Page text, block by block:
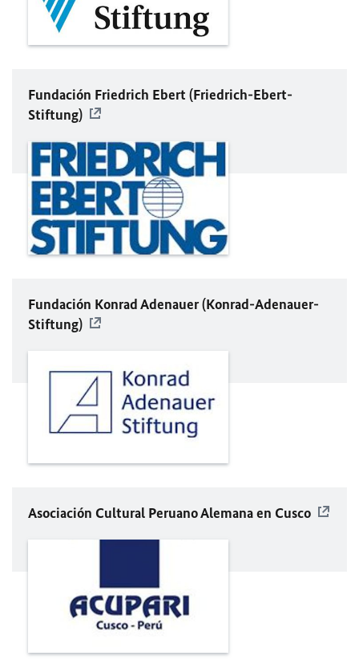
Fundación Friedrich Ebert (Friedrich-Ebert-
Stiftung)
Fundación Konrad Adenauer (Konrad-Adenauer-
Stiftung)
Asociación Cultural Peruano Alemana en Cusco